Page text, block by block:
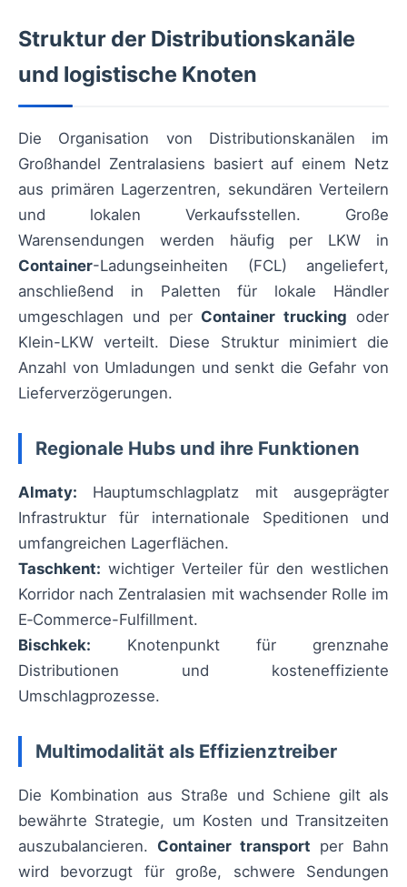
Struktur der Distributionskanäle
und logistische Knoten
Die Organisation von Distributionskanälen im
Großhandel Zentralasiens basiert auf einem Netz
aus primären Lagerzentren, sekundären Verteilern
und lokalen Verkaufsstellen. Große
Warensendungen werden häufig per LKW in
Container-Ladungseinheiten (FCL) angeliefert,
anschließend in Paletten für lokale Händler
umgeschlagen und per Container trucking oder
Klein-LKW verteilt. Diese Struktur minimiert die
Anzahl von Umladungen und senkt die Gefahr von
Lieferverzögerungen.
Regionale Hubs und ihre Funktionen
Almaty: Hauptumschlagplatz mit ausgeprägter
Infrastruktur für internationale Speditionen und
umfangreichen Lagerflächen.
Taschkent: wichtiger Verteiler für den westlichen
Korridor nach Zentralasien mit wachsender Rolle im
E‑Commerce-Fulfillment.
Bischkek: Knotenpunkt für grenznahe
Distributionen und kosteneffiziente
Umschlagprozesse.
Multimodalität als Effizienztreiber
Die Kombination aus Straße und Schiene gilt als
bewährte Strategie, um Kosten und Transitzeiten
auszubalancieren. Container transport per Bahn
wird bevorzugt für große, schwere Sendungen